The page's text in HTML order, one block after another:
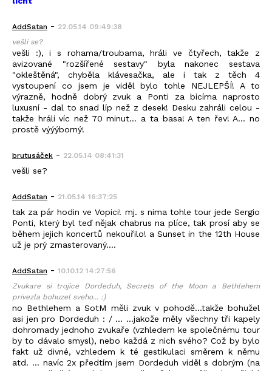
AddSatan - 22.05.14 09:49:38
vešli se?
vešli :), i s rohama/troubama, hráli ve čtyřech, takže z
avizované "rozšířené sestavy" byla nakonec sestava
"okleštěná", chyběla klávesačka, ale i tak z těch 4
vystoupení co jsem je viděl bylo tohle NEJLEPŠÍ! A to
výrazně, hodně dobrý zvuk a Ponti za bicíma naprosto
luxusní - dal to snad líp než z desek! Desku zahráli celou -
takže hráli víc než 70 minut... a ta basa! A ten řev! A... no
prostě výýýborný!
brutusáček - 22.05.14 08:41:31
vešli se?
AddSatan - 21.05.14 16:37:25
tak za pár hodin ve Vopici! mj. s nima tohle tour jede Sergio
Ponti, který byl teď nějak chabrus na plíce, tak prosí aby se
během jejich koncertů nekouřilo! a Sunset in the 12th House
už je prý zmasterovaný....
AddSatan - 10.10.12 14:27:56
Zvukare si trojice Dordeduh, Secrets of the Moon a Bethlehem
privezla bohuzel sveho... :)
no Bethlehem a SotM měli zvuk v pohodě...takže bohužel
asi jen pro Dordeduh : / ... ...jakože měly všechny tři kapely
dohromady jednoho zvukaře (vzhledem ke společnému tour
by to dávalo smysl), nebo každá z nich svého? Což by bylo
fakt už divné, vzhledem k té gestikulaci směrem k němu
atd. ... navíc 2x předtím jsem Dordeduh viděl s dobrým (na